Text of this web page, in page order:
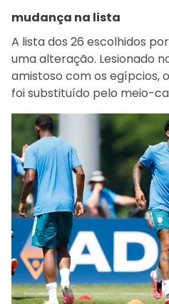
mudança na lista
A lista dos 26 escolhidos
uma alteração. Lesionado
amistoso com os egípcios,
foi substituído pelo meio-